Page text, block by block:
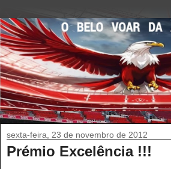
sexta-feira, 23 de novembro de 2012
Prémio Excelência !!!